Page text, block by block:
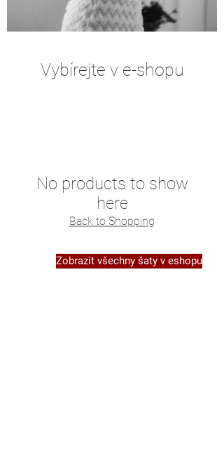
Vybírejte v e-shopu
No products to show
here
Back to Shopping
Zobrazit všechny šaty v eshopu